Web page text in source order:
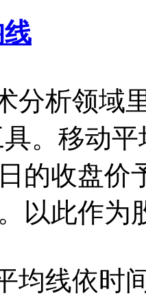
析领域里
。移动
的收盘价
以此作为
线依时间